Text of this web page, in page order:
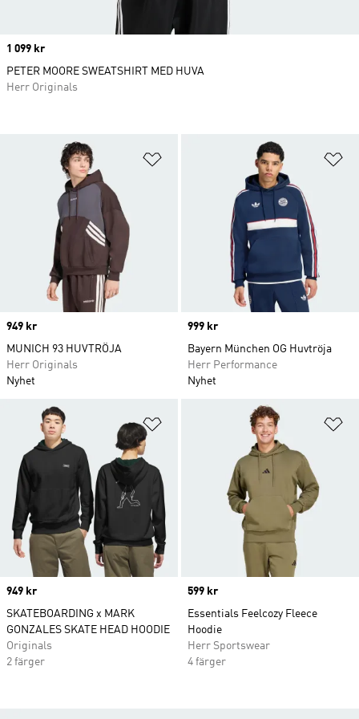
Lägg till på önskelistan
Price
949 kr
MUNICH 93 HUVTRÖJA
Herr Originals
Nyhet
Price
999 kr
Bayern München OG Huvtröja
Herr Performance
Nyhet
Lägg till på önskelistan
Price
949 kr
SKATEBOARDING x MARK
GONZALES SKATE HEAD HOODIE
Originals
2 färger
Price
599 kr
Essentials Feelcozy Fleece
Hoodie
Herr Sportswear
4 färger
Price
1 099 kr
PETER MOORE SWEATSHIRT MED HUVA
Herr Originals